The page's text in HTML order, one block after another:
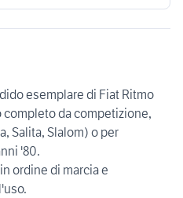
esemplare di Fiat Ritmo
completo da competizione,
Salita, Slalom) o per
'80.
ordine di marcia e